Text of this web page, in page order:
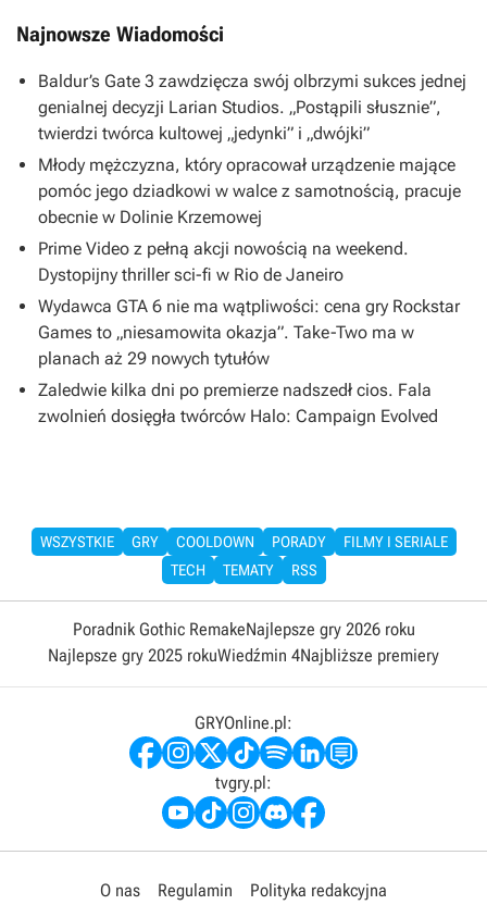
Najnowsze Wiadomości
Baldur’s Gate 3 zawdzięcza swój olbrzymi sukces jednej
genialnej decyzji Larian Studios. „Postąpili słusznie”,
twierdzi twórca kultowej „jedynki” i „dwójki”
Młody mężczyzna, który opracował urządzenie mające
pomóc jego dziadkowi w walce z samotnością, pracuje
obecnie w Dolinie Krzemowej
Prime Video z pełną akcji nowością na weekend.
Dystopijny thriller sci-fi w Rio de Janeiro
Wydawca GTA 6 nie ma wątpliwości: cena gry Rockstar
Games to „niesamowita okazja”. Take-Two ma w
planach aż 29 nowych tytułów
Zaledwie kilka dni po premierze nadszedł cios. Fala
zwolnień dosięgła twórców Halo: Campaign Evolved
WSZYSTKIE GRY COOLDOWN PORADY
FILMY I SERIALE
TECH
TEMATY RSS
Poradnik Gothic RemakeNajlepsze gry 2026 roku
Najlepsze gry 2025 rokuWiedźmin 4Najbliższe premiery
GRYOnline.pl:
tvgry.pl:
O nas Regulamin Polityka redakcyjna